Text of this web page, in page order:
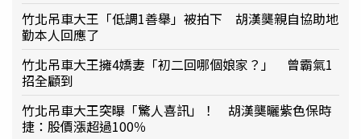
竹北吊車大王「低調1善舉」被拍下 胡漢龑親自協助地
勤本人回應了
竹北吊車大王擁4嬌妻「初二回哪個娘家？」 曾霸氣1
招全顧到
竹北吊車大王突曝「驚人喜訊」！ 胡漢龑曬紫色保時
捷：股價漲超過100％